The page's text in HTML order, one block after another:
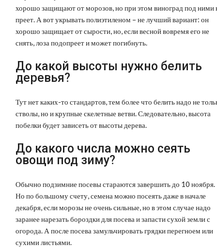
хорошо защищают от морозов, но при этом виноград под ними
преет. А вот укрывать полиэтиленом – не лучший вариант: он
хорошо защищает от сырости, но, если весной вовремя его не
снять, лоза подопреет и может погибнуть.
До какой высоты нужно белить
деревья?
Тут нет каких-то стандартов, тем более что белить надо не
стволы, но и крупные скелетные ветви. Следовательно, высота
побелки будет зависеть от высоты дерева.
До какого числа можно сеять
овощи под зиму?
Обычно подзимние посевы стараются завершить до 10 ноября.
Но по большому счету, семена можно посеять даже в начале
декабря, если морозы не очень сильные, но в этом случае надо
заранее нарезать бороздки для посева и запасти сухой земли с
огорода. А после посева замульчировать грядки перегноем или
сухими листьями.